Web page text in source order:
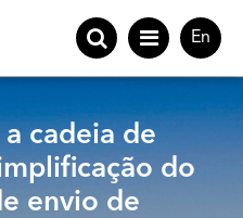
En
cadeia de
do
envio de